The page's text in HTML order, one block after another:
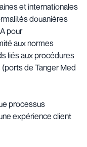
et internationales
douanières
pour
aux normes
liés aux procédures
de Tanger Med
processus
expérience client